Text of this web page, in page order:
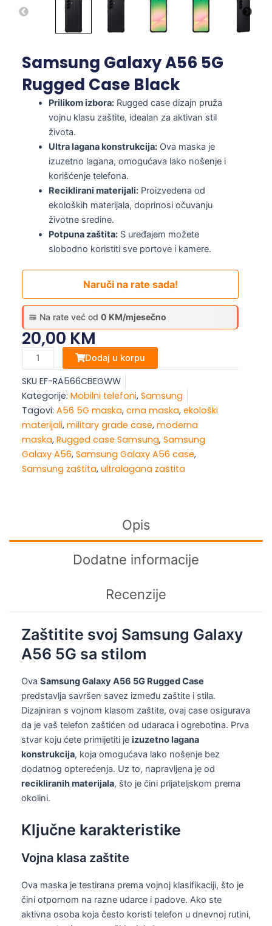
Samsung Galaxy A56 5G
Rugged Case Black
Prilikom izbora:Rugged case dizajn pruža
vojnu klasu zaštite, idealan za aktivan stil
života.
Ultra lagana konstrukcija:Ova maska je
izuzetno lagana, omogućava lako nošenje i
korišćenje telefona.
Reciklirani materijali:Proizvedena od
ekoloških materijala, doprinosi očuvanju
životne sredine.
Potpuna zaštita:S uređajem možete
slobodno koristiti sve portove i kamere.
Na rate već od 0 KM/mjesečno
Naruči na rate sada!
20,00 KM
Samsung
Galaxy
A56
5G
Rugged
Case
Black
količina
Dodaj u korpu
SKU EF-RA566CBEGWW
Kategorije: Mobilni telefoni, Samsung
Tagovi: A56 5G maska, crna maska, ekološki
materijali, military grade case, moderna
maska, Rugged case Samsung, Samsung
Galaxy A56, Samsung Galaxy A56 case,
Samsung zaštita, ultralagana zaštita
Opis
Dodatne informacije
Recenzije
Zaštitite svoj Samsung Galaxy
A56 5G sa stilom
Ova Samsung Galaxy A56 5G Rugged Case
predstavlja savršen savez između zaštite i stila.
Dizajniran s vojnom klasom zaštite, ovaj case osigurava
da je vaš telefon zaštićen od udaraca i ogrebotina. Prva
stvar koju ćete primijetiti je izuzetno lagana
konstrukcija, koja omogućava lako nošenje bez
dodatnog opterećenja. Uz to, napravljena je od
recikliranih materijala, što je čini prijateljskom prema
okolini.
Ključne karakteristike
Vojna klasa zaštite
Ova maska je testirana prema vojnoj klasifikaciji, što je
čini otpornom na razne udarce i padove. Ako ste
aktivna osoba koja često koristi telefon u dnevnoj rutini,